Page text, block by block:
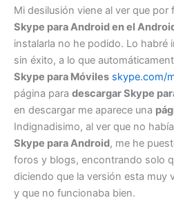
Mi desilusión viene al ver que por
Skype para Android en el
instalarla no he podido. Lo habré
sin éxito, a lo que
Skype para Móviles skype.com/
página para descargar Skype
en descargar me aparece una
Indignadisimo, al ver que no
Skype para Android, me he
foros y blogs, encontrando solo
diciendo que la versión esta muy
y que no funcionaba bien.